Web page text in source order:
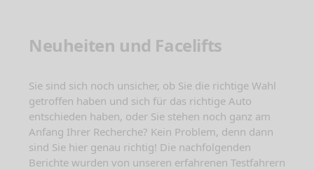
Neuheiten und Facelifts
Sie sind sich noch unsicher, ob Sie die richtige Wahl
getroffen haben und sich für das richtige Auto
entschieden haben, oder Sie stehen noch ganz am
Anfang Ihrer Recherche? Kein Problem, denn dann
sind Sie hier genau richtig! Die nachfolgenden
Berichte wurden von unseren erfahrenen Testfahrern